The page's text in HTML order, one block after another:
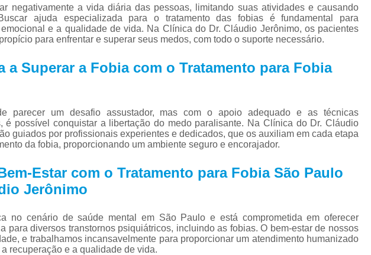
Tratamento
Tratamento Alternativo para
Tratamento
Tratamento para Depressão Pós
Tratamento
Tratamentos para Transtorno
Tratamento para
Tratamento
negativamente a vida diária das pessoas, limitando suas atividades e causando
ajuda especializada para o tratamento das fobias é fundamental para
e a qualidade de vida. Na Clínica do Dr. Cláudio Jerônimo, os pacientes
para enfrentar e superar seus medos, com todo o suporte necessário.
a Superar a Fobia com o Tratamento para Fobia
parecer um desafio assustador, mas com o apoio adequado e as técnicas
é possível conquistar a libertação do medo paralisante. Na Clínica do Dr. Cláudio
guiados por profissionais experientes e dedicados, que os auxiliam em cada etapa
da fobia, proporcionando um ambiente seguro e encorajador.
Estar com o Tratamento para Fobia São Paulo
Jerônimo
no cenário de saúde mental em São Paulo e está comprometida em oferecer
para diversos transtornos psiquiátricos, incluindo as fobias. O bem-estar de nossos
e trabalhamos incansavelmente para proporcionar um atendimento humanizado
recuperação e a qualidade de vida.